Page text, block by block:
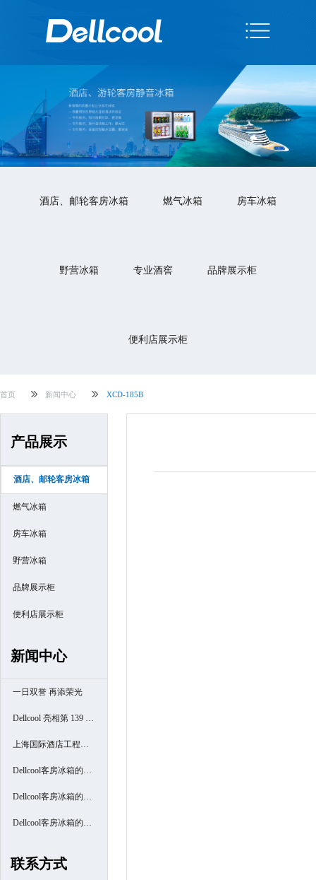
酒店、邮轮客房冰箱 燃气冰箱 房车冰箱
野营冰箱 专业酒窖 品牌展示柜
便利店展示柜
首页 新闻中心 XCD-185B
产品展示
酒店、邮轮客房冰箱
燃气冰箱
房车冰箱
野营冰箱
品牌展示柜
便利店展示柜
新闻中心
一日双誉 再添荣光
Dellcool 亮相第 139 届
广交会
上海国际酒店工程设
计与用品博览会
Dellcool客房冰箱的高
端酒店之旅- 厦门南洋
万怡酒店
Dellcool客房冰箱的高
端酒店之旅- 西安高新
Dellcool客房冰箱的高
联系方式